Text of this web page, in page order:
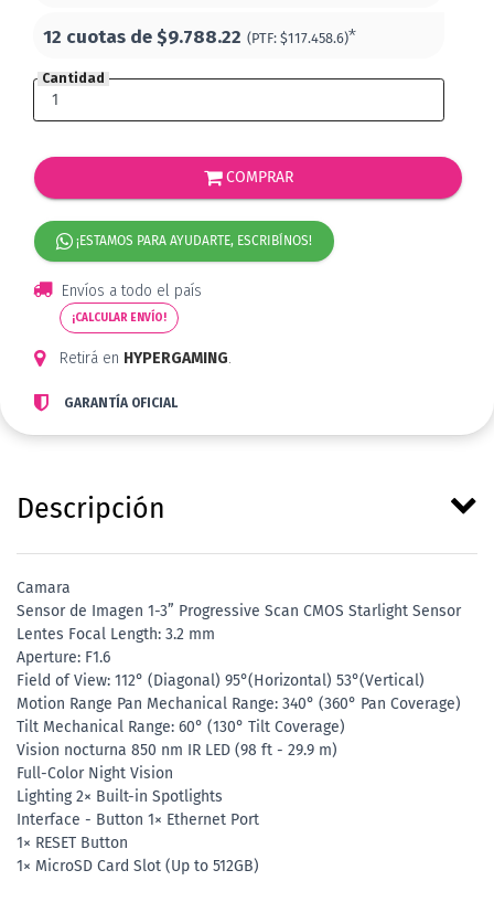
12 cuotas de$9.788.22 (PTF: $117.458.6)*
Cantidad
COMPRAR
¡ESTAMOS PARA AYUDARTE, ESCRIBÍNOS!
Envíos a todo el país
¡CALCULAR ENVÍO!
Retirá en HYPERGAMING.
GARANTÍA OFICIAL
Descripción
Camara
Sensor de Imagen 1-3” Progressive Scan CMOS Starlight Sensor
Lentes Focal Length: 3.2 mm
Aperture: F1.6
Field of View: 112° (Diagonal) 95°(Horizontal) 53°(Vertical)
Motion Range Pan Mechanical Range: 340° (360° Pan Coverage)
Tilt Mechanical Range: 60° (130° Tilt Coverage)
Vision nocturna 850 nm IR LED (98 ft - 29.9 m)
Full-Color Night Vision
Lighting 2× Built-in Spotlights
Interface - Button 1× Ethernet Port
1× RESET Button
1× MicroSD Card Slot (Up to 512GB)